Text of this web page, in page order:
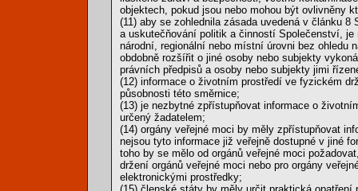
objektech, pokud jsou nebo mohou být ovlivněny
(11) aby se zohlednila zásada uvedená v článku
a uskutečňování politik a činností Společenství, je
národní, regionální nebo místní úrovni bez ohledu
obdobně rozšířit o jiné osoby nebo subjekty
právních předpisů a osoby nebo subjekty jimi
(12) informace o životním prostředí ve fyzickém
působnosti této směrnice;
(13) je nezbytné zpřístupňovat informace o
určený žadatelem;
(14) orgány veřejné moci by měly zpřístupňovat
nejsou tyto informace již veřejně dostupné v jiné
toho by se mělo od orgánů veřejné moci
držení orgánů veřejné moci nebo pro orgány
elektronickými prostředky;
(15) členské státy by měly určit praktická